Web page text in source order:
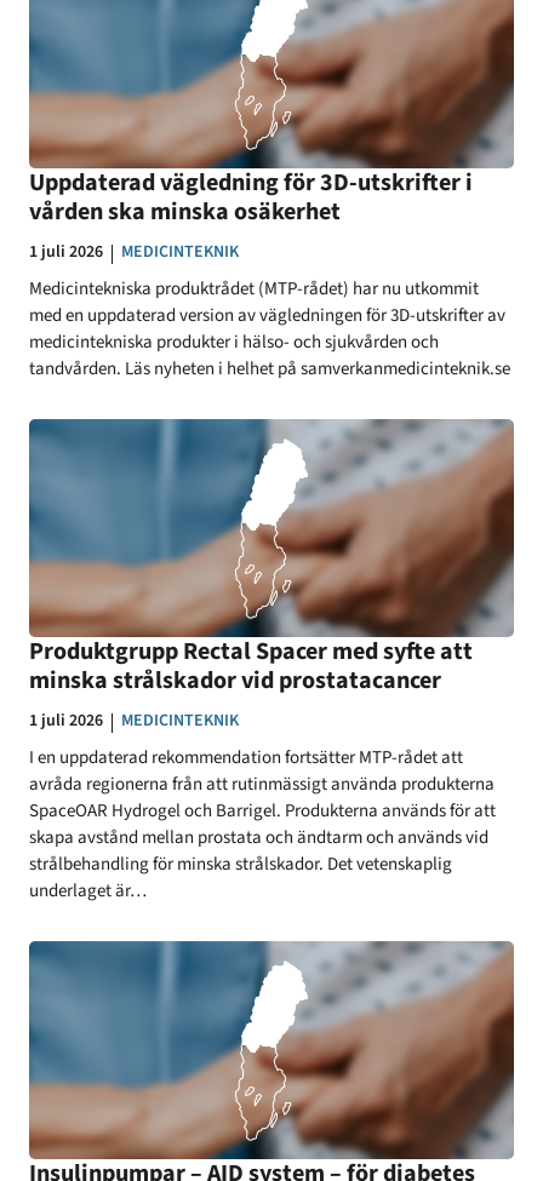
Uppdaterad vägledning för 3D-utskrifter i
vården ska minska osäkerhet
Datum:
1 juli 2026 KATEGORI:
MEDICINTEKNIK
Medicintekniska produktrådet (MTP-rådet) har nu utkommit
med en uppdaterad version av vägledningen för 3D-utskrifter av
medicintekniska produkter i hälso- och sjukvården och
tandvården. Läs nyheten i helhet på samverkanmedicinteknik.se
Produktgrupp Rectal Spacer med syfte att
minska strålskador vid prostatacancer
Datum:
1 juli 2026 KATEGORI:
MEDICINTEKNIK
I en uppdaterad rekommendation fortsätter MTP-rådet att
avråda regionerna från att rutinmässigt använda produkterna
SpaceOAR Hydrogel och Barrigel. Produkterna används för att
skapa avstånd mellan prostata och ändtarm och används vid
strålbehandling för minska strålskador. Det vetenskaplig
underlaget är…
Insulinpumpar – AID system – för diabetes